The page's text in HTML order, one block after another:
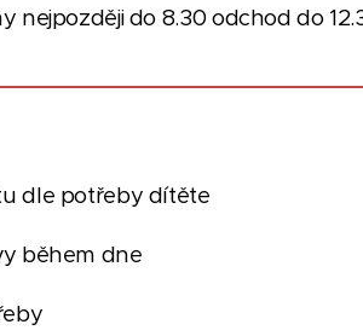
do 8.30 odchod do
dle potřeby dítěte
během dne